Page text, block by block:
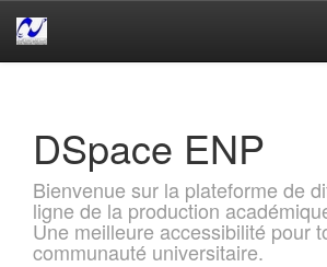
DSpace ENP
Bienvenue sur la plateforme de
ligne de la production
Une meilleure accessibilité pour
communauté universitaire.